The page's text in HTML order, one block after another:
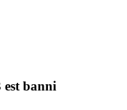
est banni